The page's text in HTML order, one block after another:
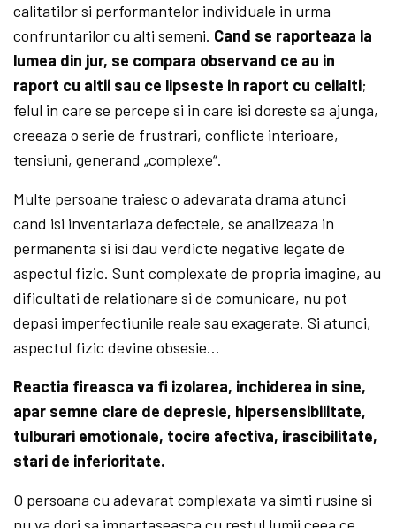
calitatilor si performantelor individuale in urma
confruntarilor cu alti semeni. Cand se raporteaza la
lumea din jur, se compara observand ce au in
raport cu altii sau ce lipseste in raport cu ceilalti;
felul in care se percepe si in care isi doreste sa ajunga,
creeaza o serie de frustrari, conflicte interioare,
tensiuni, generand „complexe“.
Multe persoane traiesc o adevarata drama atunci
cand isi inventariaza defectele, se analizeaza in
permanenta si isi dau verdicte negative legate de
aspectul fizic. Sunt complexate de propria imagine, au
dificultati de relationare si de comunicare, nu pot
depasi imperfectiunile reale sau exagerate. Si atunci,
aspectul fizic devine obsesie…
Reactia fireasca va fi izolarea, inchiderea in sine,
apar semne clare de depresie, hipersensibilitate,
tulburari emotionale, tocire afectiva, irascibilitate,
stari de inferioritate.
O persoana cu adevarat complexata va simti rusine si